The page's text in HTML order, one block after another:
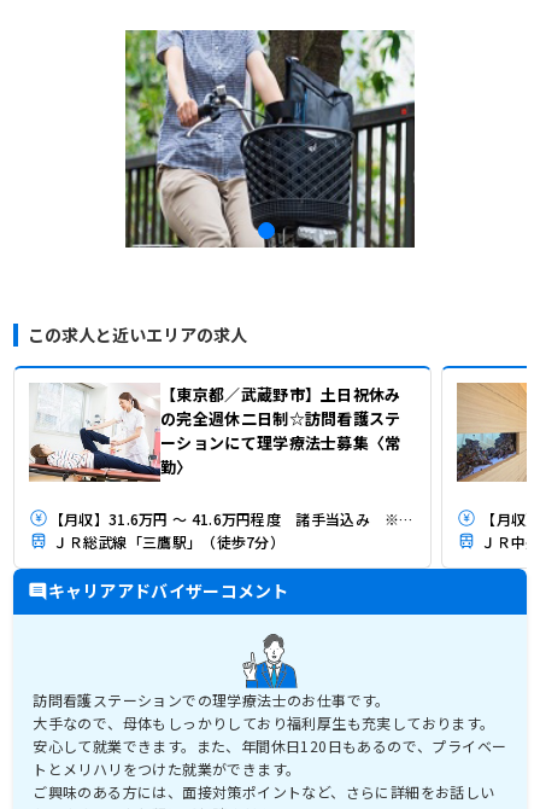
この求人と近いエリアの求人
【東京都／武蔵野市】土日祝休み
の完全週休二日制☆訪問看護ステ
ーションにて理学療法士募集〈常
勤〉
【月収】31.6万円 ～ 41.6万円程度 諸手当込み ※年収÷12ヶ月
ＪＲ総武線「三鷹駅」（徒歩7分）
【月収
ＪＲ中
キャリアアドバイザーコメント
訪問看護ステーションでの理学療法士のお仕事です。
大手なので、母体もしっかりしており福利厚生も充実しております。
安心して就業できます。また、年間休日120日もあるので、プライベー
トとメリハリをつけた就業ができます。
ご興味のある方には、面接対策ポイントなど、さらに詳細をお話しい